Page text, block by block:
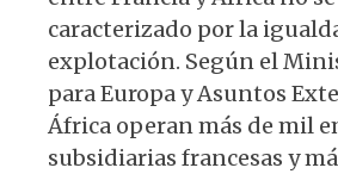
caracterizado por la
explotación. Según el
para Europa y Asuntos
África operan más de mil
subsidiarias francesas y